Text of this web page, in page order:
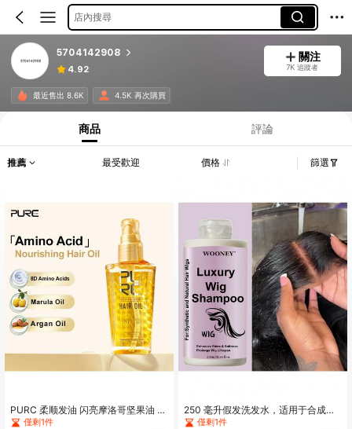
店內搜尋
5704142908
4.92
關注
7K 追蹤者
最近售出 8.6K 4.5K 再次購買
商品 評論
推薦 最受歡迎 價格 篩選
PURC 柔顺发油 闪亮摩洛哥坚果油 滋
养柔顺修复受损毛躁发质精华头皮护
僅剩1件
250 毫升假发洗发水，适用于合成和
天然假发，假发护理、卷曲控制和光
僅剩1件